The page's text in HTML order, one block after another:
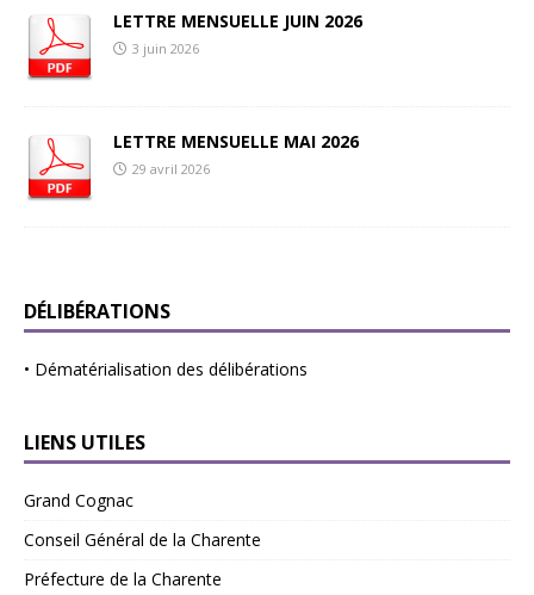
LETTRE MENSUELLE JUIN 2026
3 juin 2026
LETTRE MENSUELLE MAI 2026
29 avril 2026
DÉLIBÉRATIONS
• Dématérialisation des délibérations
LIENS UTILES
Grand Cognac
Conseil Général de la Charente
Préfecture de la Charente